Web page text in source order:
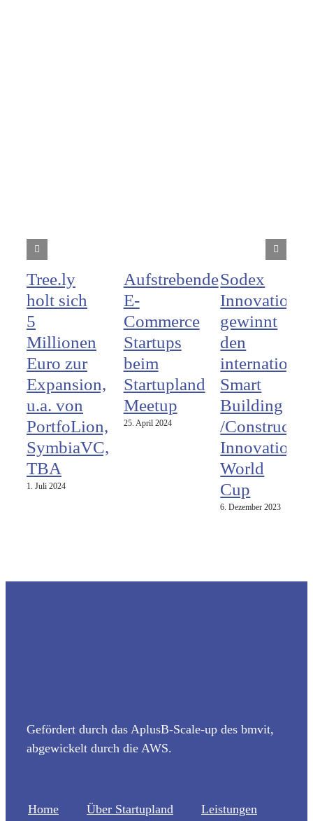
Tree.ly
holt sich
5
Millionen
Euro zur
Expansion,
u.a. von
PortfoLion,
SymbiaVC,
TBA
1. Juli 2024
Aufstrebende
E-
Commerce
Startups
beim
Startupland
Meetup
25. April 2024
Sodex
Innovations
gewinnt
den
Smart
Building
/
Innovation
World
Cup
6. Dezember 2023
Gefördert durch das AplusB-Scale-up des bmvit,
abgewickelt durch die AWS.
Home Über Startupland Leistungen